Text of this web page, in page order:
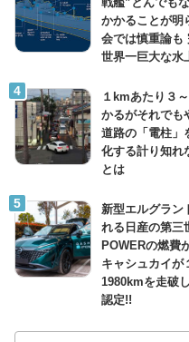
かかることが明
会では慎重論も
世界一巨大な水
１kmあたり３
かるがそれで
道路の「電柱」
化する計り知れ
とは
新型エルグラン
れる日産の第三
POWERの燃費
キャシュカイが
1980kmを走破
認定!!